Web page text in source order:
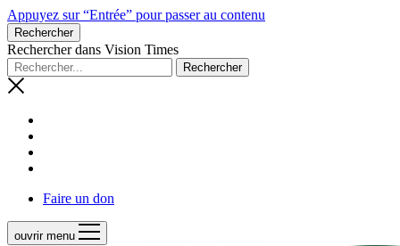
Appuyez sur “Entrée” pour passer au contenu
Rechercher
Rechercher dans Vision Times
Faire un don
ouvrir menu